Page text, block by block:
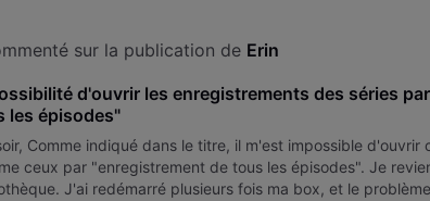
sur la publication de Erin
d'ouvrir les enregistrements des séries
les épisodes"
Comme indiqué dans le titre, il m'est impossible d'ouvrir
ceux par "enregistrement de tous les épisodes". Je
J'ai redémarré plusieurs fois ma box, et le